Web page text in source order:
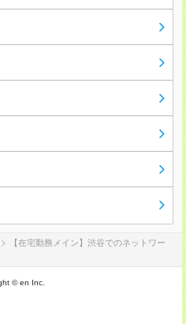
【在宅勤務メイン】渋谷でのネットワー
© en Inc.